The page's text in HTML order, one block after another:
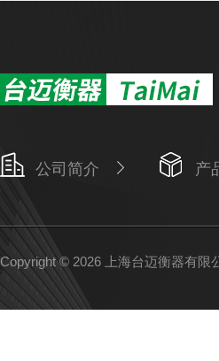
公司简介 产
Copyright © 2026 上海台迈衡器有限